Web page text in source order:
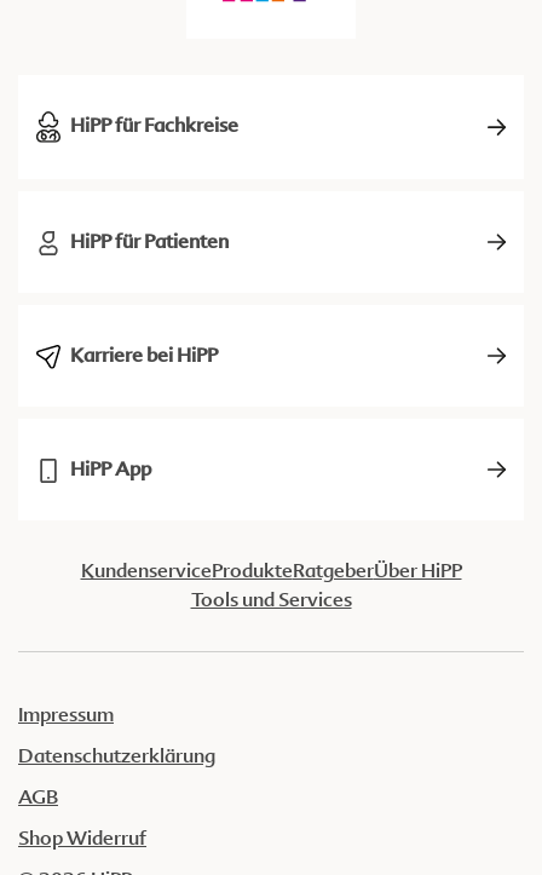
HiPP für Fachkreise
HiPP für Patienten
Karriere bei HiPP
HiPP App
KundenserviceProdukteRatgeberÜber HiPP
Tools und Services
Impressum
Datenschutzerklärung
AGB
Shop Widerruf